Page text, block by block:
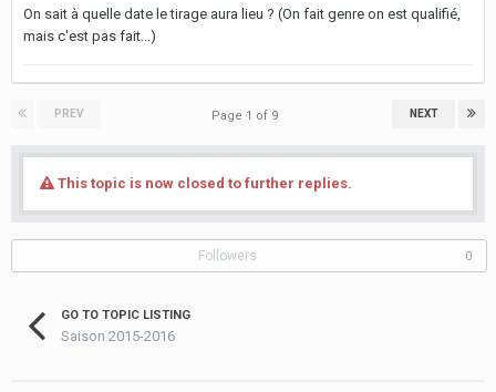
On sait à quelle date le tirage aura lieu ? (On fait genre on est qualifié,
mais c'est pas fait...)
PREV NEXT
Page 1 of 9
This topic is now closed to further replies.
Followers 0
GO TO TOPIC LISTING
Saison 2015-2016